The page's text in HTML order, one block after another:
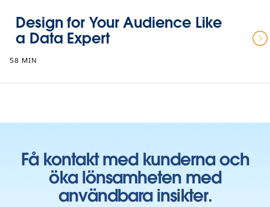
Design for Your Audience Like
a Data Expert
58 MIN
Få kontakt med kunderna och
öka lönsamheten med
användbara insikter.